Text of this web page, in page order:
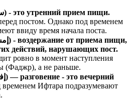
Сухур (араб. سحور) - это утренний прием пищи.
постом. Однако под временем
ввиду время начала поста.
действий, нарушающих пост.
ровно в момент наступления
(Фаджр), а не раньше.
Ифтара подразумевают